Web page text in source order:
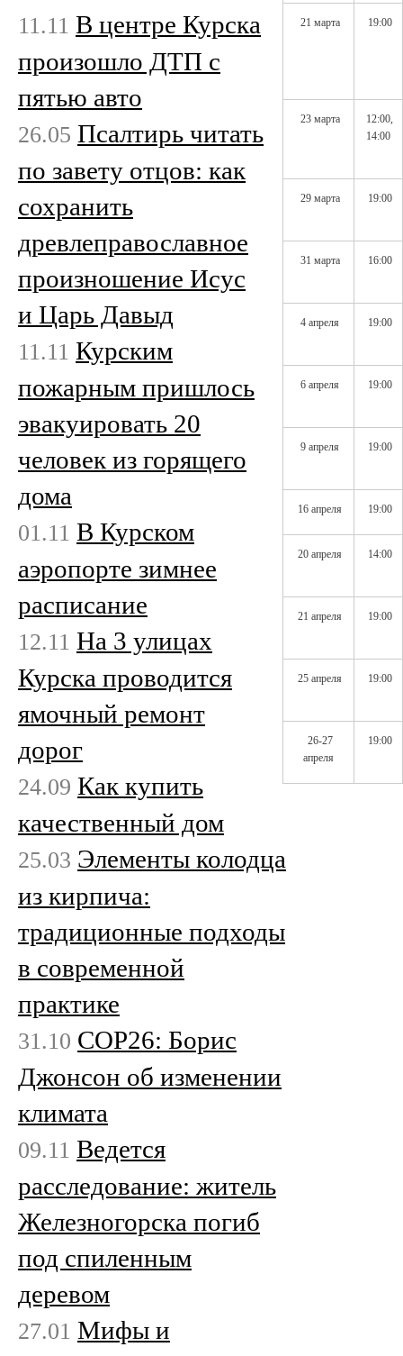
21 марта 19:00
23 марта
12:00,
14:00
29 марта 19:00
31 марта 16:00
4 апреля 19:00
6 апреля 19:00
9 апреля 19:00
16 апреля 19:00
20 апреля 14:00
21 апреля 19:00
25 апреля 19:00
26-27
апреля
19:00
11.11 В центре Курска
произошло ДТП с
пятью авто
26.05 Псалтирь читать
по завету отцов: как
сохранить
древлеправославное
произношение Исус
и Царь Давыд
11.11 Курским
пожарным пришлось
эвакуировать 20
человек из горящего
дома
01.11 В Курском
аэропорте зимнее
расписание
12.11 На 3 улицах
Курска проводится
ямочный ремонт
дорог
24.09 Как купить
качественный дом
25.03 Элементы колодца
из кирпича:
традиционные подходы
в современной
практике
31.10 COP26: Борис
Джонсон об изменении
климата
09.11 Ведется
расследование: житель
Железногорска погиб
под спиленным
деревом
27.01 Мифы и